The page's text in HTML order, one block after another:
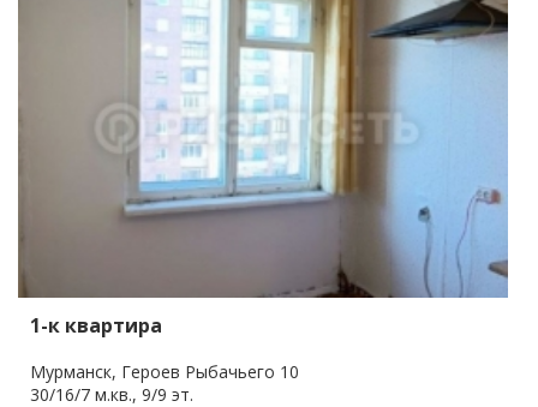
1-к квартира
Мурманск, Героев Рыбачьего 10
30/16/7 м.кв., 9/9 эт.